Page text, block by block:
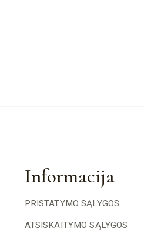
Informacija
PRISTATYMO SĄLYGOS
ATSISKAITYMO SĄLYGOS